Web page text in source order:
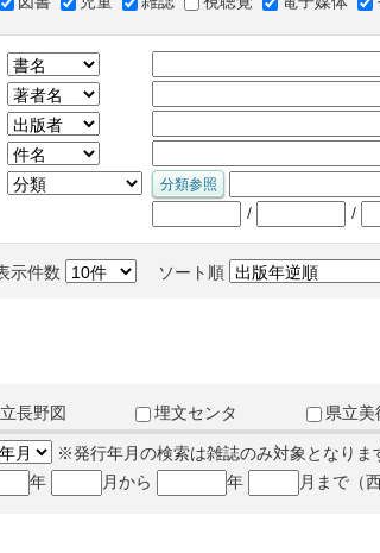
/ /
示件数 ソート順
長野図 埋文センタ
県立美
※発行年月の検索は雑誌のみ対象となりま
年
月から 年 月まで（